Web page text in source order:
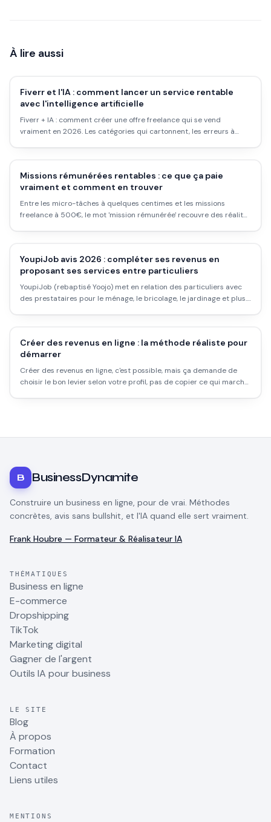
À lire aussi
Fiverr et l'IA : comment lancer un service rentable
avec l'intelligence artificielle
Fiverr + IA : comment créer une offre freelance qui se vend
vraiment en 2026. Les catégories qui cartonnent, les erreurs à
Missions rémunérées rentables : ce que ça paie
vraiment et comment en trouver
Entre les micro-tâches à quelques centimes et les missions
freelance à 500€, le mot 'mission rémunérée' recouvre des réalités
YoupiJob avis 2026 : compléter ses revenus en
proposant ses services entre particuliers
YoupiJob (rebaptisé Yoojo) met en relation des particuliers avec
des prestataires pour le ménage, le bricolage, le jardinage et plus.
Créer des revenus en ligne : la méthode réaliste pour
démarrer
Créer des revenus en ligne, c'est possible, mais ça demande de
choisir le bon levier selon votre profil, pas de copier ce qui marche
B BusinessDynamite
Construire un business en ligne, pour de vrai. Méthodes
concrètes, avis sans bullshit, et l'IA quand elle sert vraiment.
Frank Houbre — Formateur & Réalisateur IA
THÉMATIQUES
Business en ligne
E-commerce
Dropshipping
TikTok
Marketing digital
Gagner de l'argent
Outils IA pour business
LE SITE
Blog
À propos
Formation
Contact
Liens utiles
MENTIONS